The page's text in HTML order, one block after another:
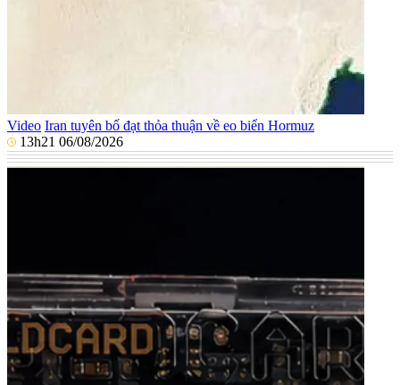
Video Iran tuyên bố đạt thỏa thuận về eo biển Hormuz
13h21 06/08/2026